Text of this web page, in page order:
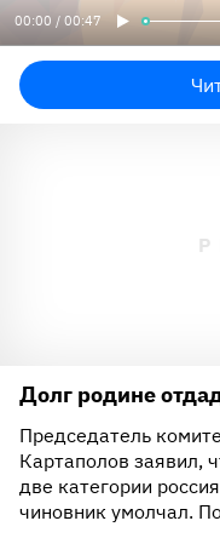
00:00 / 00:47
Долг родине
Председатель
Картаполов заявил,
две категории
чиновник умолчал.